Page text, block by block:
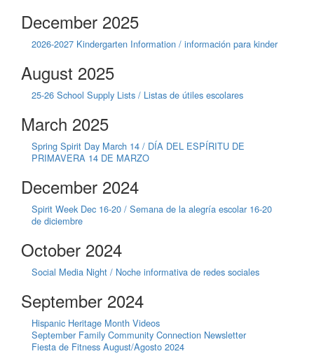
December 2025
2026-2027 Kindergarten Information / información para kinder
August 2025
25-26 School Supply Lists / Listas de útiles escolares
March 2025
Spring Spirit Day March 14 / DÍA DEL ESPÍRITU DE
PRIMAVERA 14 DE MARZO
December 2024
Spirit Week Dec 16-20 / Semana de la alegría escolar 16-20
de diciembre
October 2024
Social Media Night / Noche informativa de redes sociales
September 2024
Hispanic Heritage Month Videos
September Family Community Connection Newsletter
Fiesta de Fitness August/Agosto 2024